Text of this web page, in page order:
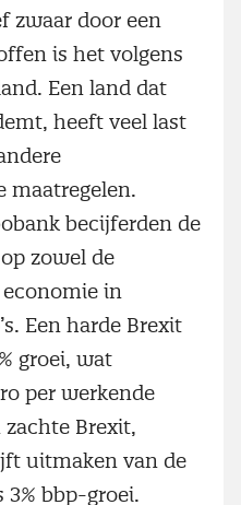
zwaar door een
is het volgens
Een land dat
heeft veel last
maatregelen.
becijferden de
zowel de
economie in
Een harde Brexit
groei, wat
per werkende
zachte Brexit,
uitmaken van de
bbp-groei.